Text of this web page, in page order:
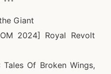
Giant
2024] Royal Revolt
Of Broken Wings,